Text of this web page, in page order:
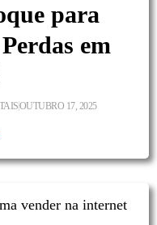
para
em
OUTUBRO 17, 2025